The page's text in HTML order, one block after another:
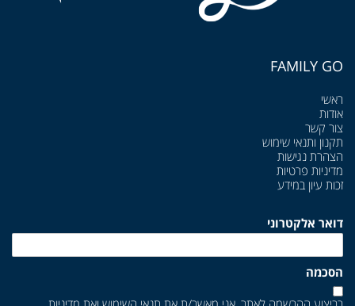
FAMILY GO
ראשי
אודות
צור קשר
תקנון ותנאי שימוש
הצהרת נגישות
מדיניות פרטיות
זכות עיון במידע
דואר אלקטרוני
הסכמה